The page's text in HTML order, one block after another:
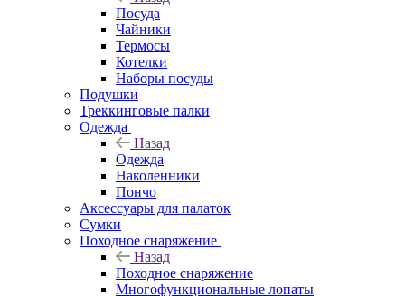
Посуда
Чайники
Термосы
Котелки
Наборы посуды
Подушки
Треккинговые палки
Одежда
Назад
Одежда
Наколенники
Пончо
Аксессуары для палаток
Сумки
Походное снаряжение
Назад
Походное снаряжение
Многофункциональные лопаты